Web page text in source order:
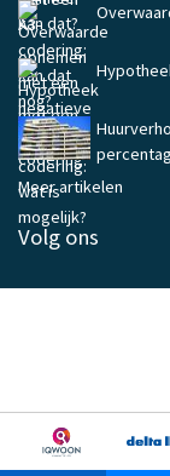
Meer artikelen
Volg ons
© Copyright 2026